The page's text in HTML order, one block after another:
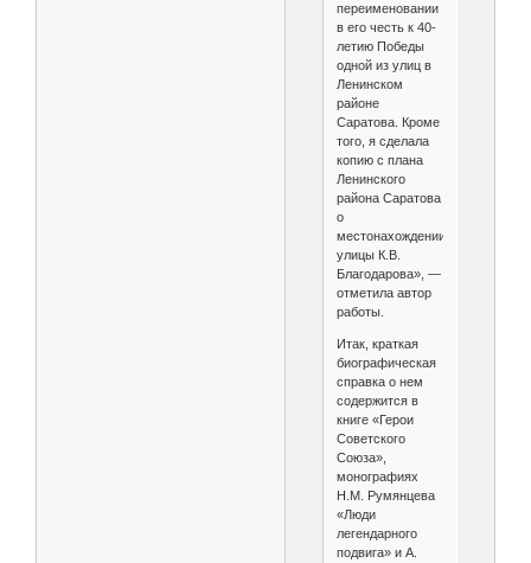
переименовании
в его честь к 40-
летию Победы
одной из улиц в
Ленинском
районе
Саратова. Кроме
того, я сделала
копию с плана
Ленинского
района Саратова
о
местонахождении
улицы К.В.
Благодарова», —
отметила автор
работы.
Итак, краткая
биографическая
справка о нем
содержится в
книге «Герои
Советского
Союза»,
монографиях
Н.М. Румянцева
«Люди
легендарного
подвига» и А.